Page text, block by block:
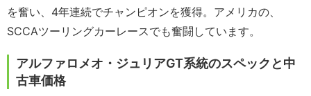
を奮い、4年連続でチャンピオンを獲得。アメリカの、
SCCAツーリングカーレースでも奮闘しています。
アルファロメオ・ジュリアGT系統のスペックと中
古車価格